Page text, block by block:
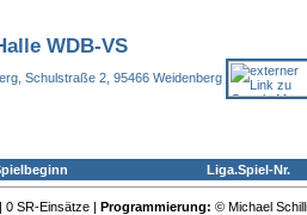
WDB-VS
Schulstraße 2, 95466 Weidenberg
Liga.Spiel-Nr.
0 SR-Einsätze | Programmierung: © Michael